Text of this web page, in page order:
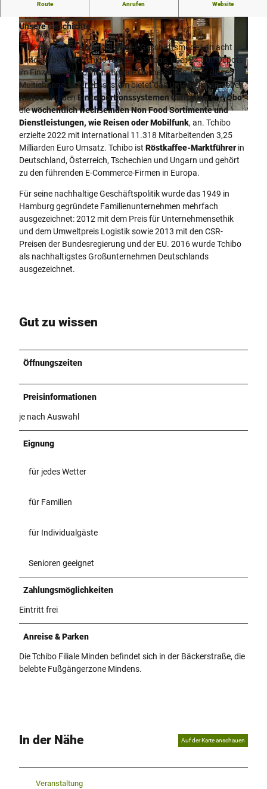
© Minden Marketing GmbH |CC-BY-SA
Route Anrufen Website
Tchibo
Unsere Geschichte
Tchibo steht für ein einzigartiges Geschäftsmodell. In acht
Ländern betreibt Tchibo rund 900 Shops, über 24.300 Depots
im Einzelhandel sowie nationale Online-Shops. Über dieses
Multichannel-Vertriebssystem bietet das Unternehmen neben
Kaffeeund denEinzelportionssystemen CafissimoundQbo
diewöchentlich wechselnden Non Food Sortimente und
Dienstleistungen, wie Reisen oder Mobilfunk, an. Tchibo
erzielte 2022 mit international 11.318 Mitarbeitenden 3,25
Milliarden Euro Umsatz. Tchibo ist Röstkaffee-Marktführerin
Deutschland, Österreich, Tschechien und Ungarn und gehört
zu den führenden E-Commerce-Firmen in Europa.
Für seine nachhaltige Geschäftspolitik wurde das 1949 in
Hamburg gegründete Familienunternehmen mehrfach
ausgezeichnet: 2012 mit dem Preis für Unternehmensethik
und dem Umweltpreis Logistik sowie 2013 mit den CSR-
Preisen der Bundesregierung und der EU. 2016 wurde Tchibo
als nachhaltigstes Großunternehmen Deutschlands
ausgezeichnet.
Gut zu wissen
Öffnungszeiten
Preisinformationen
je nach Auswahl
Eignung
für jedes Wetter
für Familien
für Individualgäste
Senioren geeignet
Zahlungsmöglichkeiten
Eintritt frei
Anreise & Parken
Die Tchibo Filiale Minden befindet sich in der Bäckerstraße, die
belebte Fußgängerzone Mindens.
In der Nähe Auf der Karte anschauen
Veranstaltung